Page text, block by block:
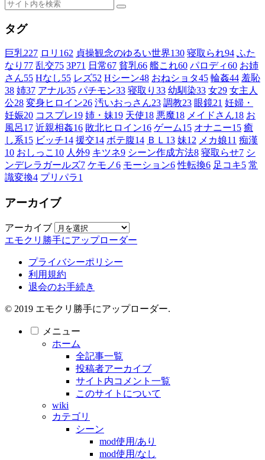
タグ
巨乳227 ロリ 162 貞操観念のゆるい世界130 寝取られ94 ふた
なり 77 乱交75 3P71 日常67 貧乳66 艦これ60 パロディ60 お姉
さん55 Hなし55 レズ52 Hシーン48 おねショタ45 輪姦44 羞恥
38 姉37 アナル35 パチモン33 寝取り 33 幼馴染33 女29 女主人
公28 変身ヒロイン26 汚いおっさん23 調教23 眼鏡21 妊婦・
妊娠20 コスプレ19 姉・妹19 天使18 悪魔18 メイドさん18 お
風呂17 近親相姦16 敗北ヒロイン16 ゲーム15 オナニー15 癒
し系15 ビッチ14 援交14 ボテ腹14 ＢＬ 13 妹12 メカ娘11 痴漢
10 おしっこ 10 人外9 キツネ9 シーン作成方法8 寝取らせ7 シ
ンデレラガールズ7 ケモノ6 モーション6 性転換6 足コキ5 常
識変換4 プリパラ1
アーカイブ
アーカイブ
エモクリ勝手にアップローダー
プライバシーポリシー
利用規約
退会のお手続き
© 2019 エモクリ勝手にアップローダー.
メニュー
ホーム
全記事一覧
投稿者アーカイブ
サイト内コメント一覧
このサイトについて
wiki
カテゴリ
シーン
mod使用/あり
mod使用/なし